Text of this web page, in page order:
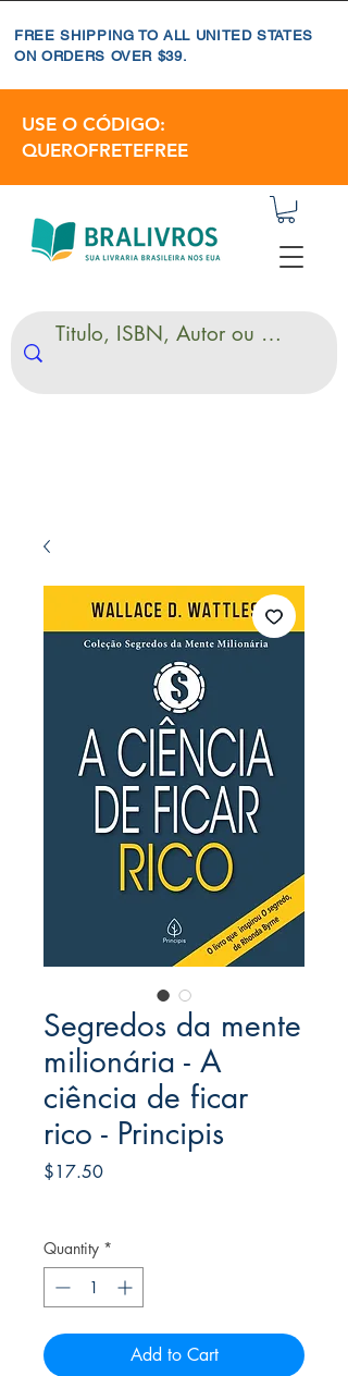
FREE SHIPPING TO ALL UNITED STATES
ON ORDERS OVER $39.
USE O CÓDIGO:
QUEROFRETEFREE
Segredos da mente
milionária - A
ciência de ficar
rico - Principis
$17.50Price
Quantity *
Add to Cart